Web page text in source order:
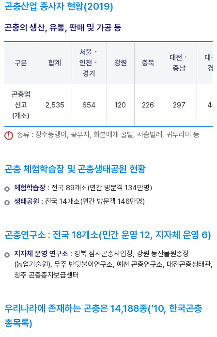
곤충산업 종사자 현황(2019)
곤충의 생산, 유통, 판매 및 가공 등
구분 합계
서울ㆍ
인천ㆍ
경기
강원 충북
대전ㆍ
충남
대
경
곤충업
신고
(개소)
2,535 654 120 226 297
종류 : 장수풍뎅이, 꽃무지, 화분매개 꿀벌, 사슴벌레, 귀뚜라미 등
곤충 체험학습장 및 곤충생태공원 현황
체험학습장: 전국 89개소(연간 방문객 134만명)
생태공원 : 전국 14개소(연간 방문객 146만명)
곤충연구소 : 전국 18개소(민간 운영 12, 지자체 운영 6)
지자체 운영 연구소: 경북 잠사곤충사업장, 강원 농산물원종장
(농업기술원), 무주 반딧불이연구소, 예천 곤충연구소, 대전곤충생태관,
청주 곤충종자보급센터
우리나라에 존재하는 곤충은 14,188종(‘10, 한국곤충
총목록)